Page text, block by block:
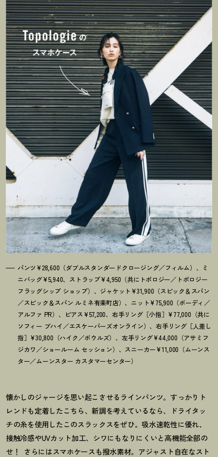
パンツ¥28,600（ダブルスタンダードクロージング／フィルム）、ミ
ニバッグ¥5,940、ストラップ¥4,950（共にトポロジー／トポロジー
フラッグシップ ショップ）、ジャケット¥31,900（スピック＆スパン
／スピック＆スパン ルミネ有楽町店）、ニット¥75,900（ボーディ／
アルファ PR）、ピアス¥57,200、右手リング［小指］¥77,000（共に
ソフィー ブハイ／エスケーパーズオンライン）、右手リング［人差し
指］¥30,800（ハイク／ボウルズ）、左手リング¥44,000（アサミフ
ジカワ／ショールーム セッション）、スニーカー¥11,000（ムーンス
ター／ムーンスター カスタマーセンター）
懐かしのジャージを思い起こさせるラインパンツ。すっかりト
レンドも定着したこちら、新調を考えているなら、ドライタッ
チの糸を使用したこのスラックスをぜひ。吸水速乾性に優れ、
接触冷感やUVカット加工、シワにもなりにくいと高機能全部の
せ！
さらにはスマホケースも撥水素材。アジャスト自在なスト